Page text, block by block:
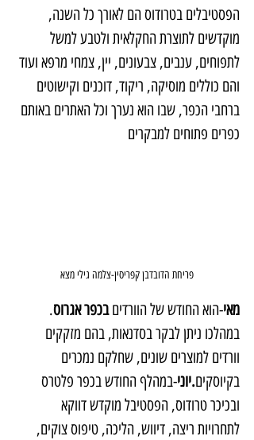
הפסטיבלים בטרודוס הם לאורך כל השנה,
מוקדשים לתוצרת החקלאית ולטבע למשל
לתפוחים, ענבים, צבעונים, יין, צמחי מרפא ועוד
והם כוללים מוסיקה, ריקוד, דוכנים וקישוטים
ברחבי הכפר, שבו הוא נערך וכל האתרים באותם
כפרים פתוחים למבקרים
פריחת הדובדבן קפריסין-צלמה גילי מצא
מאי-הוא החודש של הוורדים בכפר אגרוס.
במהלכו ניתן לבקר בסדנאות, בהם מזקקים
וורדים למוצרים שונים, שחלקם נמכרים
בקיוסקים.יוני-במהלף החודש בכפר פלטרס
ובכיכר טרודוס, הפסטיבל מוקדש דווקא
לתחרויות ריצה, דיווש, הליכה, טיפוס צוקים,